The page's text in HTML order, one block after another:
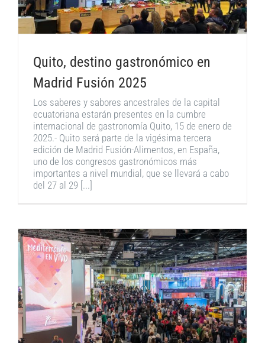
Quito, destino gastronómico en
Madrid Fusión 2025
Los saberes y sabores ancestrales de la capital
ecuatoriana estarán presentes en la cumbre
internacional de gastronomía Quito, 15 de enero de
2025.- Quito será parte de la vigésima tercera
edición de Madrid Fusión-Alimentos, en España,
uno de los congresos gastronómicos más
importantes a nivel mundial, que se llevará a cabo
del 27 al 29 [...]